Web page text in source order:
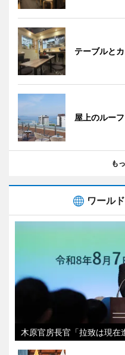
テーブルと
屋上のルー
も
ワール
木原官房長官「拉致は現在